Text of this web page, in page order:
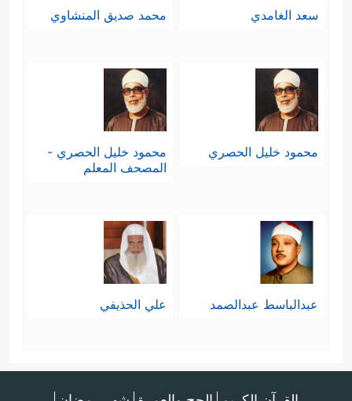
سعد الغامدي محمد صديق المنشاوي
محمود خليل الحصري
محمود خليل الحصري -
المصحف المعلم
عبدالباسط عبدالصمد علي الحذيفي